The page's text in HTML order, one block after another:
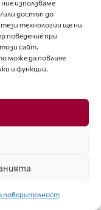
използваме
или достъп до
технологии ще ни
поведение при
сайт.
може да повлияе
и функции.
поверителност